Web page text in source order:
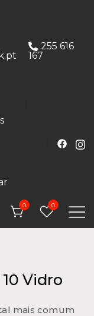
255 616
167
0 0
Vidro
mais comum